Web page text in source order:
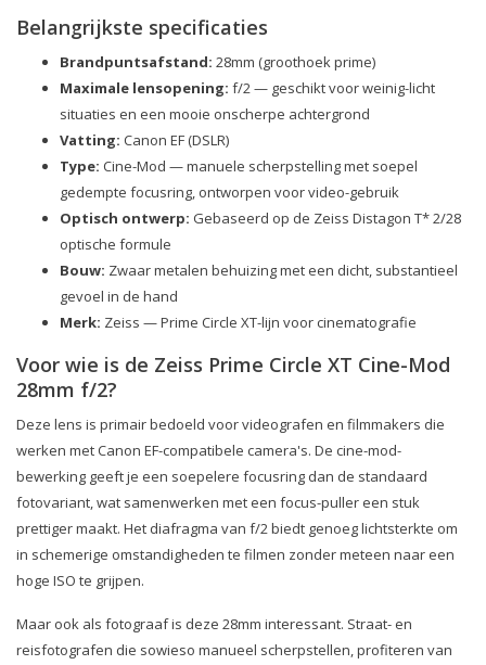
Belangrijkste specificaties
Brandpuntsafstand: 28mm (groothoek prime)
Maximale lensopening: f/2 — geschikt voor weinig-licht
situaties en een mooie onscherpe achtergrond
Vatting: Canon EF (DSLR)
Type: Cine-Mod — manuele scherpstelling met soepel
gedempte focusring, ontworpen voor video-gebruik
Optisch ontwerp: Gebaseerd op de Zeiss Distagon T* 2/28
optische formule
Bouw: Zwaar metalen behuizing met een dicht, substantieel
gevoel in de hand
Merk: Zeiss — Prime Circle XT-lijn voor cinematografie
Voor wie is de Zeiss Prime Circle XT Cine-Mod
28mm f/2?
Deze lens is primair bedoeld voor videografen en filmmakers die
werken met Canon EF-compatibele camera's. De cine-mod-
bewerking geeft je een soepelere focusring dan de standaard
fotovariant, wat samenwerken met een focus-puller een stuk
prettiger maakt. Het diafragma van f/2 biedt genoeg lichtsterkte om
in schemerige omstandigheden te filmen zonder meteen naar een
hoge ISO te grijpen.
Maar ook als fotograaf is deze 28mm interessant. Straat- en
reisfotografen die sowieso manueel scherpstellen, profiteren van